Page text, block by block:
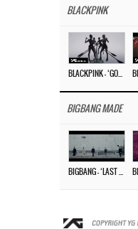
BLACKPINK
BIGBANG MADE